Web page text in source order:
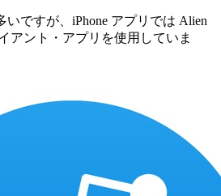
いですが、iPhone アプリでは Alien
アント・アプリを使用していま